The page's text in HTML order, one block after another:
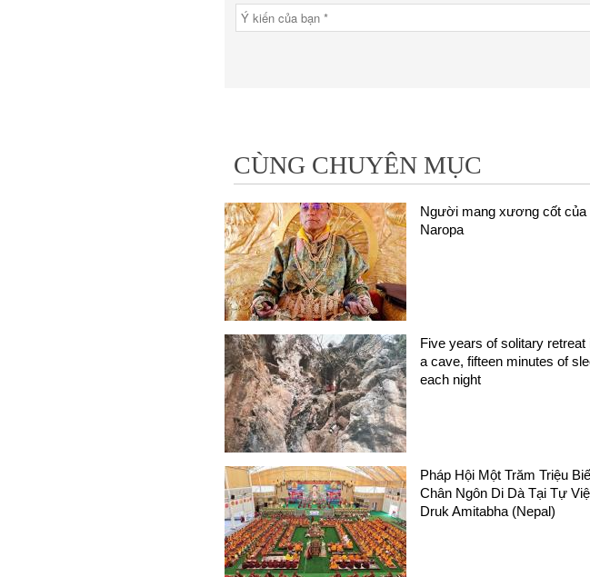
CÙNG CHUYÊN MỤC
Người mang xương cốt của
Naropa
Five years of solitary retreat
a cave, fifteen minutes of
each night
Pháp Hội Một Trăm Triệu
Chân Ngôn Di Dà Tại Tự
Druk Amitabha (Nepal)